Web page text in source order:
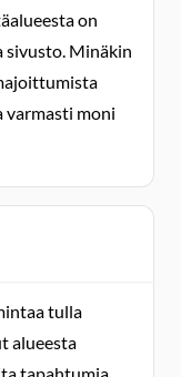
on
sivusto. Minäkin
varmasti moni
tulla
alueesta